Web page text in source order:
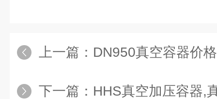
上一篇： DN950真空容器价格
下一篇： HHS真空加压容器,